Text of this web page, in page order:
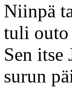
Niinpä
tuli
Sen itse
surun